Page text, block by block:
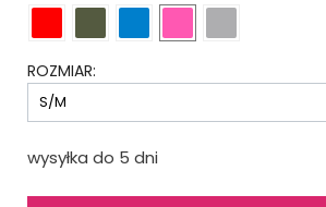
ROZMIAR:
wysyłka do 5 dni